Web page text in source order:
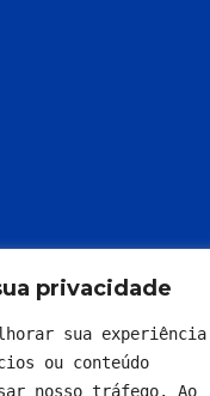
privacidade
sua
ou conteúdo
nosso tráfego. Ao